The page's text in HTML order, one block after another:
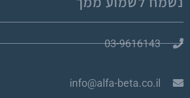
03-9616143
info@alfa-beta.co.il